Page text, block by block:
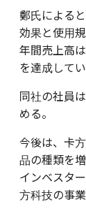
鄭氏による
効果と使用
年間売上高
を達成して
同社の社員
める。
今後は、卡
品の種類を
インベスタ
方科技の事